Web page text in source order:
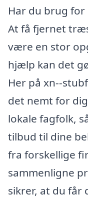
Har du brug
At få fjernet
være en stor
hjælp kan det
Her på xn--
det nemt for
lokale fagfolk,
tilbud til dine
fra forskellige
sammenligne
sikrer, at du får